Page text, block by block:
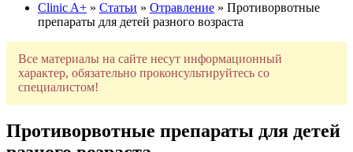
Clinic A+ » Статьи » Отравление » Противорвотные
препараты для детей разного возраста
Все материалы на сайте несут информационный
характер, обязательно проконсультируйтесь со
специалистом!
Противорвотные препараты для детей